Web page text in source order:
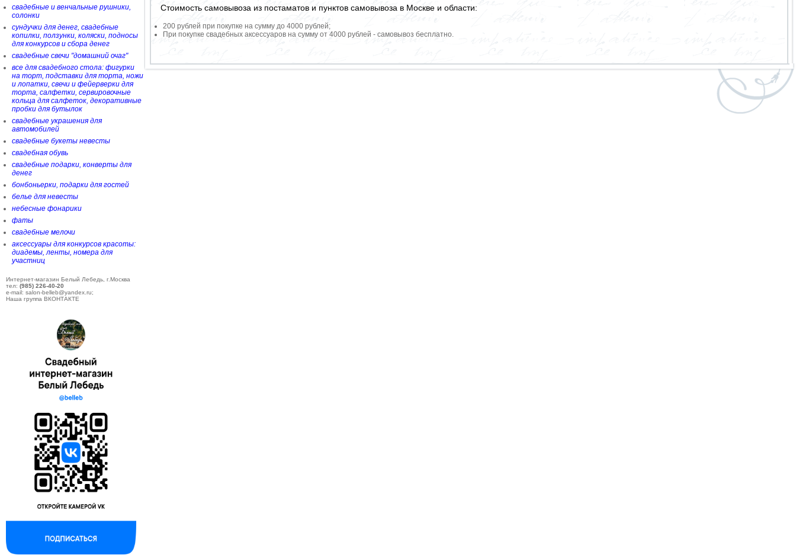
свадебные и венчальные рушники,
солонки
сундучки для денег, свадебные
копилки, ползунки, коляски, подносы
для конкурсов и сбора денег
свадебные свечи "домашний очаг"
все для свадебного стола: фигурки
на торт, подставки для торта, ножи
и лопатки, свечи и фейерверки для
торта, салфетки, сервировочные
кольца для салфеток, декоративные
пробки для бутылок
свадебные украшения для
автомобилей
свадебные букеты невесты
свадебная обувь
свадебные подарки, конверты для
денег
бонбоньерки, подарки для гостей
белье для невесты
небесные фонарики
фаты
свадебные мелочи
аксессуары для конкурсов красоты:
диадемы, ленты, номера для
участниц
Интернет-магазин Белый Лебедь, г.Москва
тел: (985) 226-40-20
e-mail: salon-belleb@yandex.ru;
Наша группа ВКОНТАКТЕ
Стоимость самовывоза из постаматов и пунктов самовывоза в Москве и области:
200 рублей при покупке на сумму до 4000 рублей;
При покупке свадебных аксессуаров на сумму от 4000 рублей - самовывоз бесплатно.